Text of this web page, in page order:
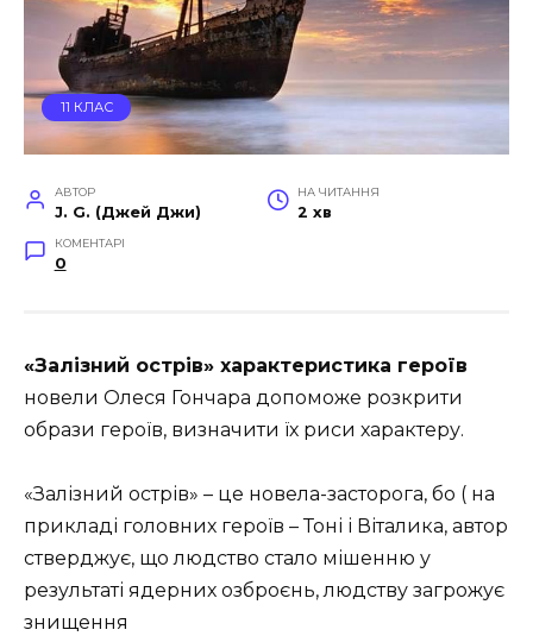
11 КЛАС
АВТОР
J. G. (Джей Джи)
НА ЧИТАННЯ
2 хв
КОМЕНТАРІ
0
«Залізний острів» характеристика героїв
новели Олеся Гончара допоможе розкрити
образи героїв, визначити їх риси характеру.
«Залізний острів» – це новела-засторога, бо ( на
прикладі головних героїв – Тоні і Віталика, автор
стверджує, що людство стало мішенню у
результаті ядерних озброєнь, людству загрожує
знищення